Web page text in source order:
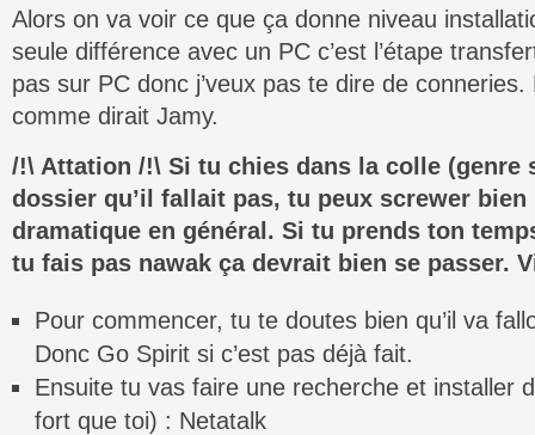
Alors on va voir ce que ça donne niveau
seule différence avec un PC c’est l’étape
pas sur PC donc j’veux pas te dire de conneries.
comme dirait Jamy.
/!\ Attation /!\ Si tu chies dans la colle (genre
dossier qu’il fallait pas, tu peux screwer bien
dramatique en général. Si tu prends ton
tu fais pas nawak ça devrait bien se passer.
Pour commencer, tu te doutes bien qu’il va
Donc Go Spirit si c’est pas déjà fait.
Ensuite tu vas faire une recherche et installer
fort que toi) : Netatalk